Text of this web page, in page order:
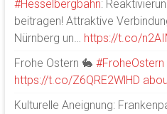
#Hesselbergbahn:
beitragen! Attraktive
Nürnberg un… https://t.co/
Frohe Ostern 🐇 #FroheOstern
https://t.co/Z6QRE2WlHD
Kulturelle Aneignung: